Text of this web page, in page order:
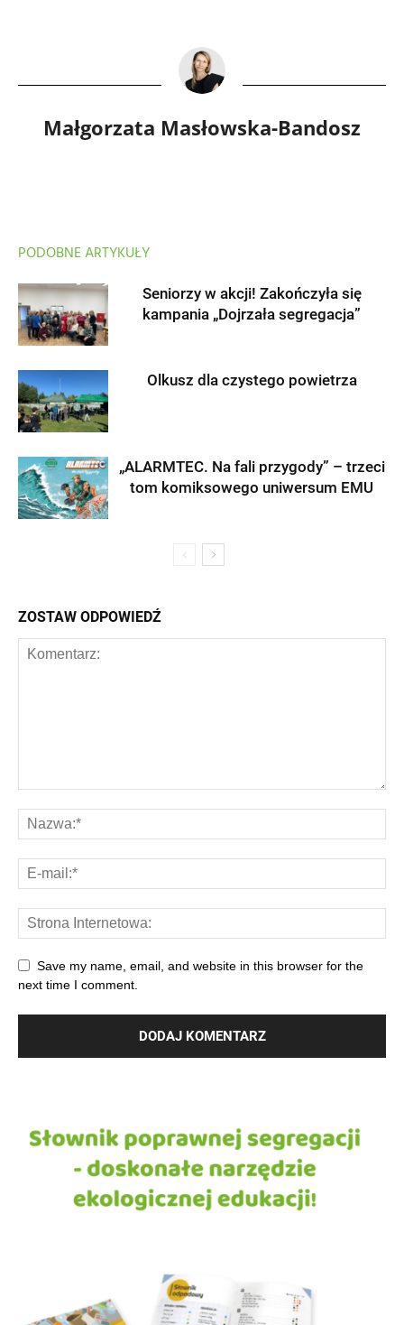
Małgorzata Masłowska-Bandosz
PODOBNE ARTYKUŁY
Seniorzy w akcji! Zakończyła się
kampania „Dojrzała segregacja”
Olkusz dla czystego powietrza
„ALARMTEC. Na fali przygody” – trzeci
tom komiksowego uniwersum EMU
ZOSTAW ODPOWIEDŹ
Save my name, email, and website in this browser for the
next time I comment.